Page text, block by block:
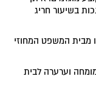
בשיעור חריג
מבית המשפט המחוזי
וערערה לבית